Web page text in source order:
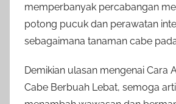
memperbanyak percabangan
potong pucuk dan perawatan
sebagaimana tanaman cabe
Demikian ulasan mengenai Cara
Cabe Berbuah Lebat, semoga